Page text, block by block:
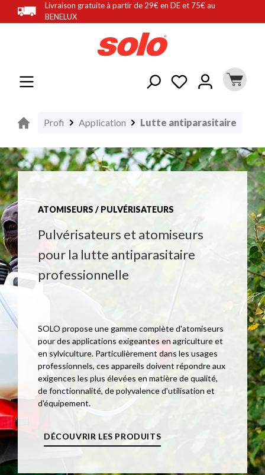
principal
Livraison gratuite à partir de 29€ en DE et 75€ au
BENELUX
Profi Application Lutte antiparasitaire
ATOMISEURS / PULVÉRISATEURS
Pulvérisateurs et atomiseurs
pour la lutte antiparasitaire
professionnelle
SOLO propose une gamme complète d'atomiseurs
pour des applications exigeantes en agriculture et
en sylviculture. Particulièrement dans les usages
professionnels, ces appareils doivent répondre aux
exigences les plus élevées en matière de qualité,
de fonctionnalité, de polyvalence d'utilisation et
d'équipement.
DÉCOUVRIR LES PRODUITS